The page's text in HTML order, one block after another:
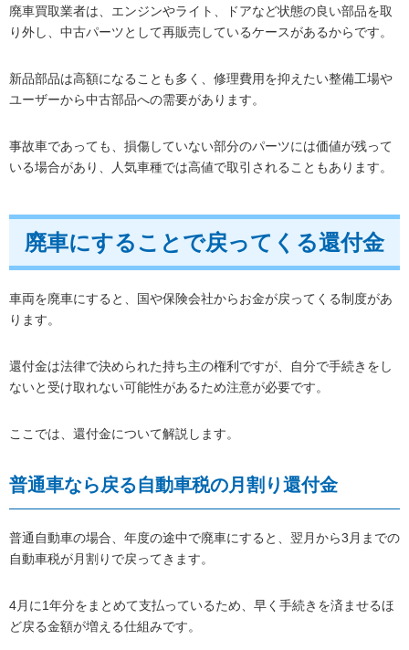
廃車買取業者は、エンジンやライト、ドアなど状態の良い部品を取
り外し、中古パーツとして再販売しているケースがあるからです。
新品部品は高額になることも多く、修理費用を抑えたい整備工場や
ユーザーから中古部品への需要があります。
事故車であっても、損傷していない部分のパーツには価値が残って
いる場合があり、人気車種では高値で取引されることもあります。
廃車にすることで戻ってくる還付金
車両を廃車にすると、国や保険会社からお金が戻ってくる制度があ
ります。
還付金は法律で決められた持ち主の権利ですが、自分で手続きをし
ないと受け取れない可能性があるため注意が必要です。
ここでは、還付金について解説します。
普通車なら戻る自動車税の月割り還付金
普通自動車の場合、年度の途中で廃車にすると、翌月から3月までの
自動車税が月割りで戻ってきます。
4月に1年分をまとめて支払っているため、早く手続きを済ませるほ
ど戻る金額が増える仕組みです。